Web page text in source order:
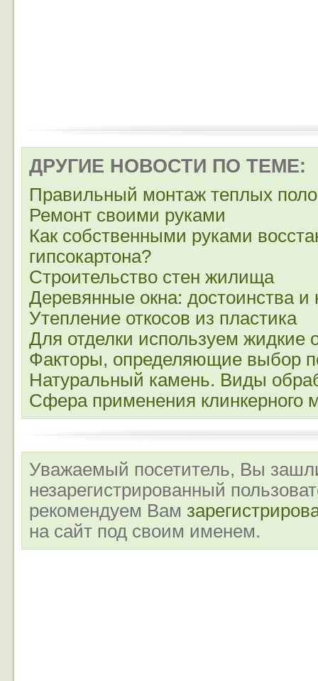
ДРУГИЕ НОВОСТИ ПО ТЕМЕ:
Правильный монтаж теплых
Ремонт своими руками
Как собственными руками
гипсокартона?
Строительство стен жилища
Деревянные окна: достоинства и
Утепление откосов из пластика
Для отделки используем жидкие
Факторы, определяющие выбор
Натуральный камень. Виды
Сфера применения клинкерного
Уважаемый посетитель, Вы
незарегистрированный
рекомендуем Вам
на сайт под своим именем.